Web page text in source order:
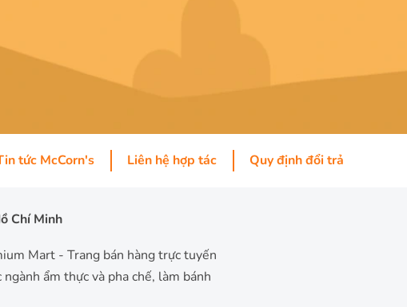
tức McCorn's Liên hệ hợp tác Quy định đổi trả
Chí Minh
Mart - Trang bán hàng trực tuyến
ẩm thực và pha chế, làm bánh